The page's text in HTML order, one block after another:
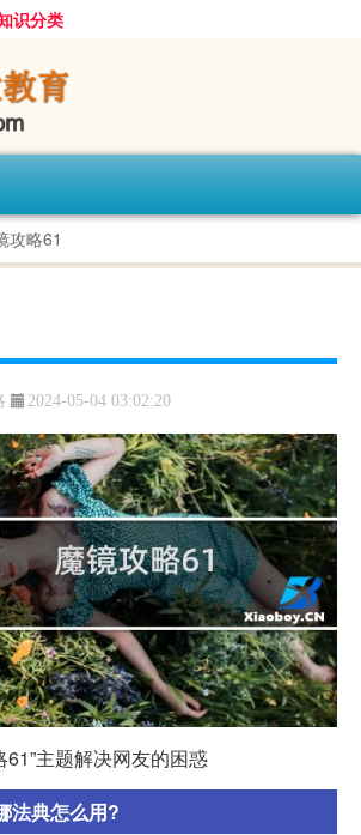
识分类
攻略61
2024-05-04 03:02:20
61”主题解决网友的困惑
法典怎么用?